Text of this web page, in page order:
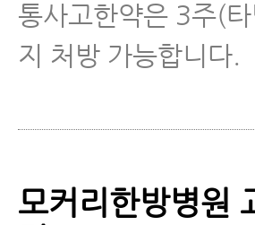
통사고한약은 3주(
지 처방 가능합니다.
모커리한방병원